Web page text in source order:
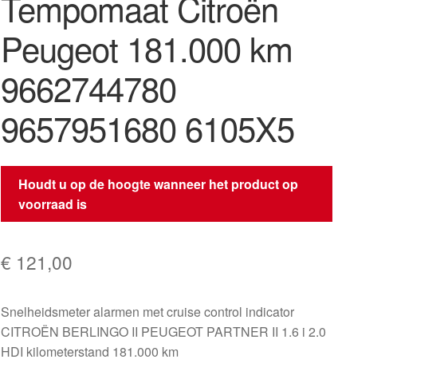
Peugeot 181.000 km
9662744780
9657951680 6105X5
Houdt u op de hoogte wanneer het product op
voorraad is
€ 121,00
Snelheidsmeter alarmen met cruise control indicator
CITROËN BERLINGO II PEUGEOT PARTNER II 1.6 i 2.0
HDI kilometerstand 181.000 km